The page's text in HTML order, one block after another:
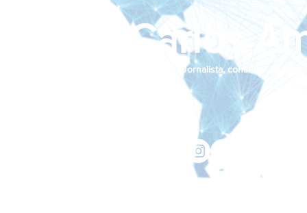
João Carlos
Jornalista, consultor de